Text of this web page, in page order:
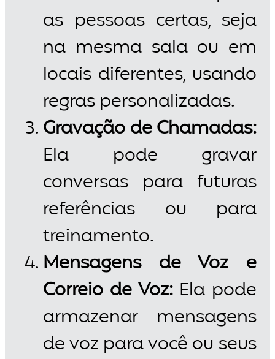
as pessoas certas, seja
na mesma sala ou em
locais diferentes, usando
regras personalizadas.
Gravação de Chamadas:
Ela pode gravar
conversas para futuras
referências ou para
treinamento.
Mensagens de Voz e
Correio de Voz:Ela pode
armazenar mensagens
de voz para você ou seus